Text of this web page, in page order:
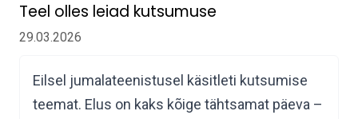
Teel olles leiad kutsumuse
29.03.2026
Eilsel jumalateenistusel käsitleti kutsumise
teemat. Elus on kaks kõige tähtsamat päeva –